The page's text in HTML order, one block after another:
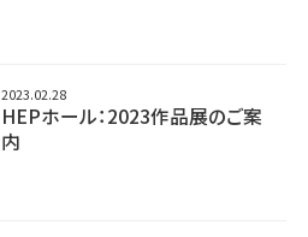
2023.02.28
HEPホール：2023作品展のご案
内